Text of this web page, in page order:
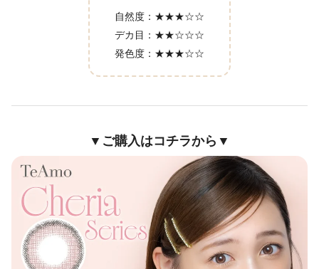
自然度： ★★★☆☆
デカ目： ★★☆☆☆
発色度： ★★★☆☆
▼ご購入はコチラから▼